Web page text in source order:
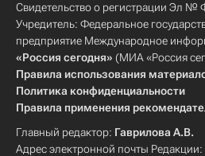
Свидетельство о регистрации Эл №
Учредитель: Федеральное
предприятие Международное
«Россия сегодня» (МИА «Россия
Правила использования
Политика конфиденциальности
Правила применения
Главный редактор: Гаврилова А.В.
Адрес электронной почты Редакции: